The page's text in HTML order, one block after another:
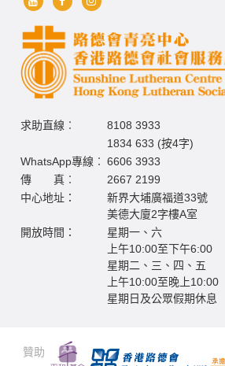
求助直線︰
8108 3933
1834 633 (按4字)
WhatsApp專線︰ 6606 3933
傳 真︰
2667 2199
中心地址：
新界大埔廣福道33號
美德大廈2字樓A室
開放時間：
星期一、六
上午10:00至下午6:00
星期二、三、四、五
上午10:00至晚上10:00
星期日及公眾假期休息
贊助